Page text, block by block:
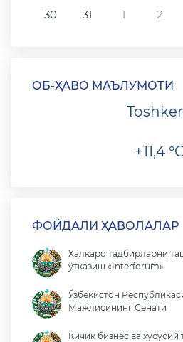
30
31 1 2
ОБ-ҲАВО МАЪЛУМОТИ
+11,4
ФОЙДАЛИ ҲАВОЛАЛАР
Халқаро тадбирларни
ўтказиш «Interforum»
Ўзбекистон
Мажлисининг Сенати
Кичик бизнес ва